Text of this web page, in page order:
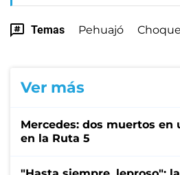
Temas Pehuajó Choque
Ver más
Mercedes: dos muertos en
en la Ruta 5